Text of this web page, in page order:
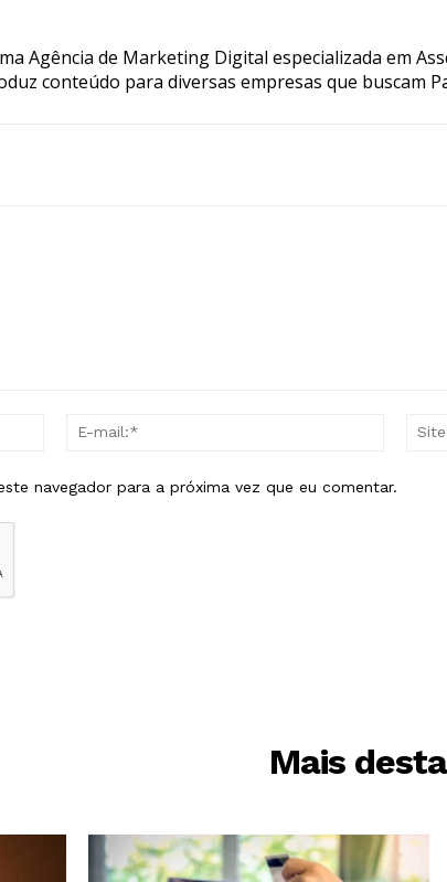
Agência de Marketing Digital especializada em
conteúdo para diversas empresas que buscam
Nome:*
navegador para a próxima vez que eu comentar.
Mais